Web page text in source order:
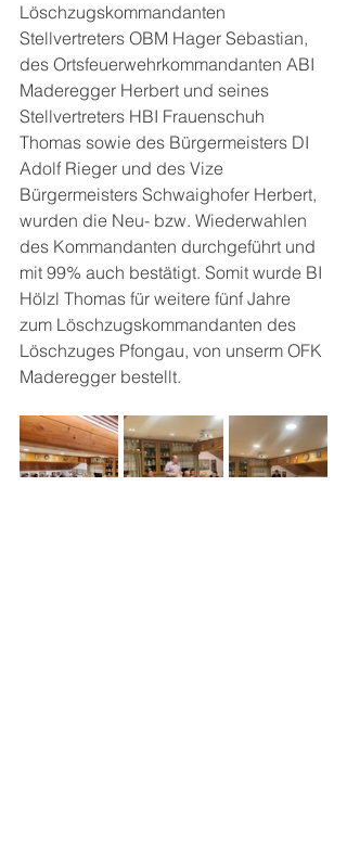
Löschzugskommandanten
Stellvertreters OBM Hager Sebastian,
des Ortsfeuerwehrkommandanten ABI
Maderegger Herbert und seines
Stellvertreters HBI Frauenschuh
Thomas sowie des Bürgermeisters DI
Adolf Rieger und des Vize
Bürgermeisters Schwaighofer Herbert,
wurden die Neu- bzw. Wiederwahlen
des Kommandanten durchgeführt und
mit 99% auch bestätigt. Somit wurde BI
Hölzl Thomas für weitere fünf Jahre
zum Löschzugskommandanten des
Löschzuges Pfongau, von unserm OFK
Maderegger bestellt.